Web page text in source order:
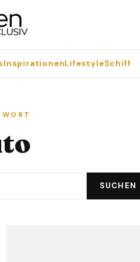
InspirationenLifestyleSchiff
SUCHEN